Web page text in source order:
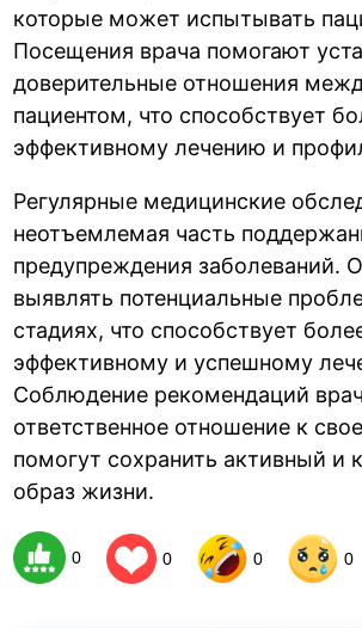
которые может испытывать
Посещения врача помогают
доверительные отношения
пациентом, что способствует
эффективному лечению и
Регулярные медицинские
неотъемлемая часть
предупреждения заболеваний.
выявлять потенциальные
стадиях, что способствует
эффективному и успешному
Соблюдение рекомендаций
ответственное отношение к
помогут сохранить активный и
образ жизни.
0 0 0 0